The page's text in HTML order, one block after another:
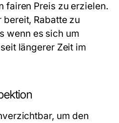
fairen Preis zu erzielen.
Rabatte zu
wenn es sich um
längerer Zeit im
um den